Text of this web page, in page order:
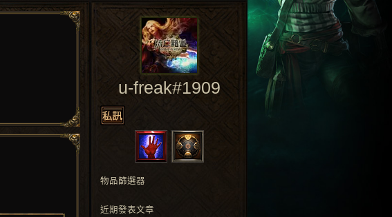
u-freak#1909
物品篩選器
近期發表文章